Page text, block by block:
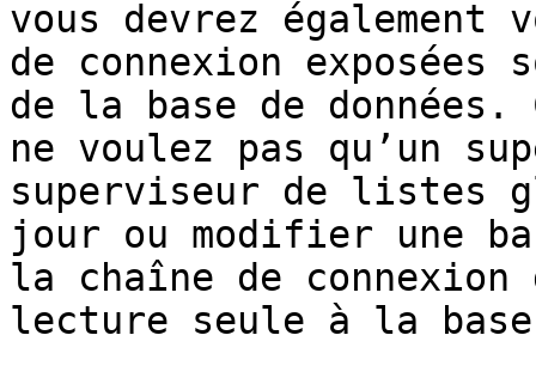
vous devrez également
de connexion
de la base de
ne voulez pas qu’un
superviseur de listes
jour ou modifier une
la chaîne de
lecture seule à la base